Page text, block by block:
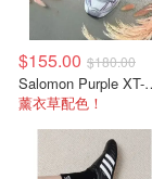
$155.00 $180.00
Salomon
薰衣草配色！